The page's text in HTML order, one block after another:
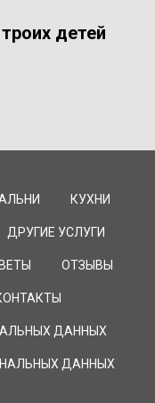
детей
КУХНИ
ДРУГИЕ УСЛУГИ
ОТЗЫВЫ
ДАННЫХ
ДАННЫХ